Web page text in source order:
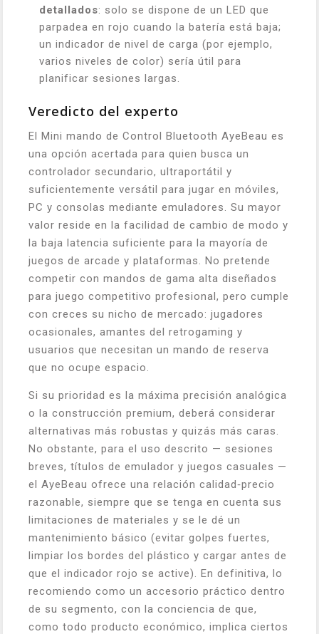
detallados: solo se dispone de un LED que
parpadea en rojo cuando la batería está baja;
un indicador de nivel de carga (por ejemplo,
varios niveles de color) sería útil para
planificar sesiones largas.
Veredicto del experto
El Mini mando de Control Bluetooth AyeBeau es
una opción acertada para quien busca un
controlador secundario, ultraportátil y
suficientemente versátil para jugar en móviles,
PC y consolas mediante emuladores. Su mayor
valor reside en la facilidad de cambio de modo y
la baja latencia suficiente para la mayoría de
juegos de arcade y plataformas. No pretende
competir con mandos de gama alta diseñados
para juego competitivo profesional, pero cumple
con creces su nicho de mercado: jugadores
ocasionales, amantes del retrogaming y
usuarios que necesitan un mando de reserva
que no ocupe espacio.
Si su prioridad es la máxima precisión analógica
o la construcción premium, deberá considerar
alternativas más robustas y quizás más caras.
No obstante, para el uso descrito — sesiones
breves, títulos de emulador y juegos casuales —
el AyeBeau ofrece una relación calidad‑precio
razonable, siempre que se tenga en cuenta sus
limitaciones de materiales y se le dé un
mantenimiento básico (evitar golpes fuertes,
limpiar los bordes del plástico y cargar antes de
que el indicador rojo se active). En definitiva, lo
recomiendo como un accesorio práctico dentro
de su segmento, con la conciencia de que,
como todo producto económico, implica ciertos